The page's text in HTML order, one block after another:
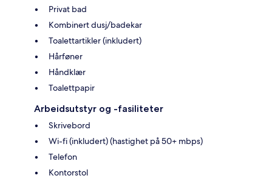
Privat bad
Kombinert dusj/badekar
Toalettartikler (inkludert)
Hårføner
Håndklær
Toalettpapir
Arbeidsutstyr og -fasiliteter
Skrivebord
Wi-fi (inkludert) (hastighet på 50+ mbps)
Telefon
Kontorstol